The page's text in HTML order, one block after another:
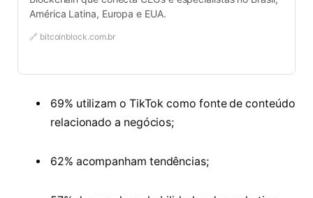
América Latina, Europa e EUA.
🔗 bitcoinblock.com.br
69% utilizam o TikTok como fonte de conteúdo
relacionado a negócios;
62% acompanham tendências;